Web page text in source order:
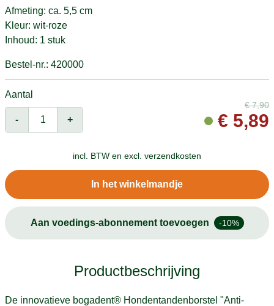
Afmeting: ca. 5,5 cm
Kleur: wit-roze
Inhoud: 1 stuk
Bestel-nr.: 420000
Aantal
- +
€7,90
€ 5,89
incl. BTW en excl. verzendkosten
In het winkelmandje
Aan voedings-abonnement toevoegen -10%
Productbeschrijving
De innovatieve bogadent® Hondentandenborstel "Anti-